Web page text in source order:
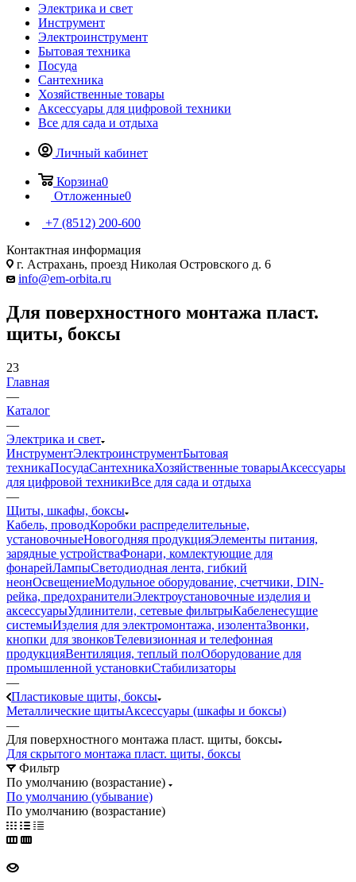
Электрика и свет
Инструмент
Электроинструмент
Бытовая техника
Посуда
Сантехника
Хозяйственные товары
Аксессуары для цифровой техники
Все для сада и отдыха
Личный кабинет
Корзина0
Отложенные0
+7 (8512) 200-600
Контактная информация
г. Астрахань, проезд Николая Островского д. 6
info@em-orbita.ru
Для поверхностного монтажа пласт.
щиты, боксы
23
Главная
—
Каталог
—
Электрика и свет
ИнструментЭлектроинструментБытовая
техникаПосудаСантехникаХозяйственные товарыАксессуары
для цифровой техникиВсе для сада и отдыха
—
Щиты, шкафы, боксы
Кабель, проводКоробки распределительные,
установочныеНовогодняя продукцияЭлементы питания,
зарядные устройстваФонари, комлектующие для
фонарейЛампыСветодиодная лента, гибкий
неонОсвещениеМодульное оборудование, счетчики, DIN-
рейка, предохранителиЭлектроустановочные изделия и
аксессуарыУдлинители, сетевые фильтрыКабеленесущие
системыИзделия для электромонтажа, изолентаЗвонки,
кнопки для звонковТелевизионная и телефонная
продукцияВентиляция, теплый полОборудование для
промышленной установкиСтабилизаторы
—
Пластиковые щиты, боксы
Металлические щитыАксессуары (шкафы и боксы)
—
Для поверхностного монтажа пласт. щиты, боксы
Для скрытого монтажа пласт. щиты, боксы
Фильтр
По умолчанию (возрастание)
По умолчанию (убывание)
По умолчанию (возрастание)